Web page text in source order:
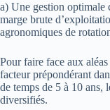
a) Une gestion optimale
marge brute
agronomiques de
Pour faire face aux
facteur prépondérant
de temps de 5 à 10 ans,
diversifiés.